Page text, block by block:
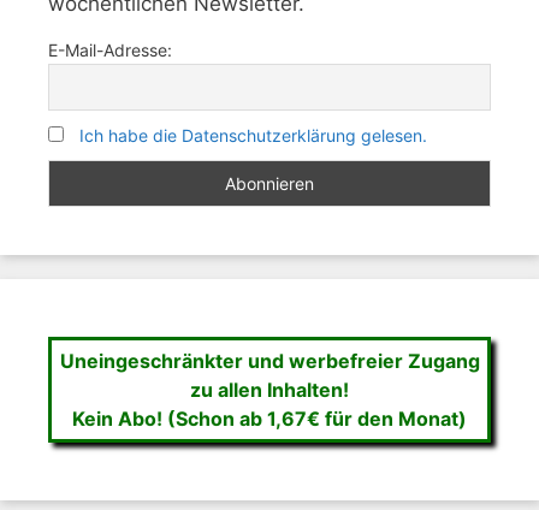
E-Mail-Adresse:
Ich habe die Datenschutzerklärung gelesen.
Uneingeschränkter und werbefreier Zugang
zu allen Inhalten!
Kein Abo! (Schon ab 1,67€ für den Monat)